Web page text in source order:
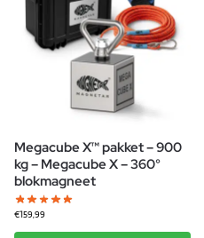
Megacube X™ pakket – 900
kg – Megacube X – 360°
blokmagneet
€159,99